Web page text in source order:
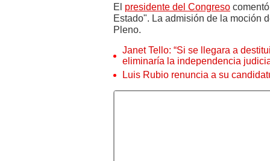
El presidente del Congreso
Estado". La admisión de la moción
Pleno.
Janet Tello: “Si se llegara a
eliminaría la independencia
Luis Rubio renuncia a su